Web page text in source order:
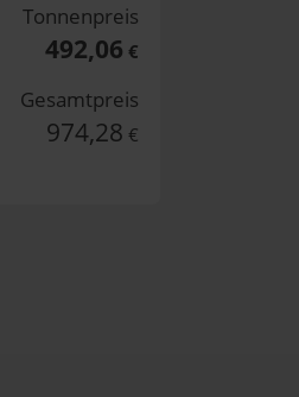
Tonnenpreis
492,06 €
Gesamtpreis
974,28 €